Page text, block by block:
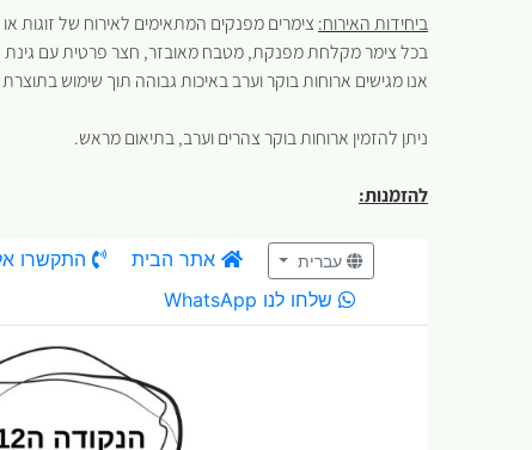
ביחידות האירוח: צימרים מפנקים המתאימים לאירוח של זוגות
בכל צימר מקלחת מפנקת, מטבח מאובזר, חצר פרטית עם גינת
אנו מגישים ארוחות בוקר וערב באיכות גבוהה תוך שימוש
ניתן להזמין ארוחות בוקר צהרים וערב, בתיאום מראש.
להזמנות: